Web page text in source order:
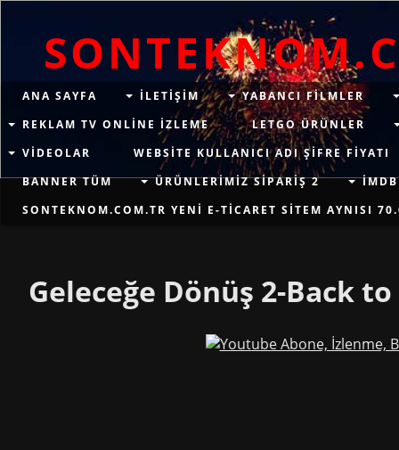
ANA SAYFA ILETIŞIM
YABANCI FILMLER
REKLAM TV ONLINE IZLEME
LETGO ÜRÜNLER
VIDEOLAR
WEBSITE KULLANICI ADI ŞIFRE FIYATI
BANNER TÜM
ÜRÜNLERIMIZ SIPARIŞ 2
SONTEKNOM.COM.TR YENI E-TICARET SITEM AYNISI
Geleceğe Dönüş 2-Back